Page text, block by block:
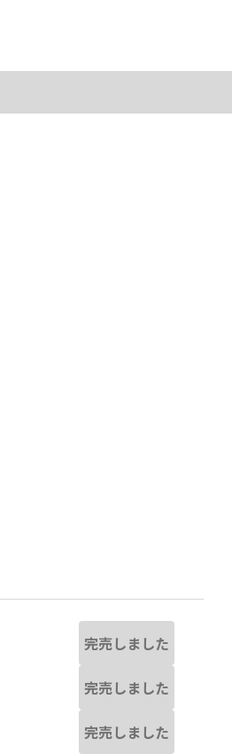
完売しました
完売しました
完売しました